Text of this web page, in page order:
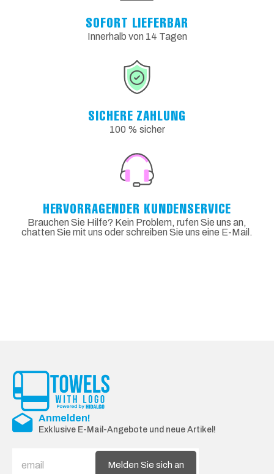
SOFORT LIEFERBAR
Innerhalb von 14 Tagen
SICHERE ZAHLUNG
100 % sicher
HERVORRAGENDER KUNDENSERVICE
Brauchen Sie Hilfe? Kein Problem, rufen Sie uns an,
chatten Sie mit uns oder schreiben Sie uns eine E-Mail.
Anmelden!
Exklusive E-Mail-Angebote und neue Artikel!
Melden Sie sich an